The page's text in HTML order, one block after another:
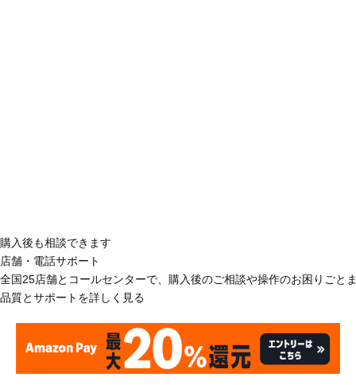
購入後も相談できます
店舗・電話サポート
全国25店舗とコールセンターで、購入後のご相談や操作のお困りごと
品質とサポートを詳しく見る